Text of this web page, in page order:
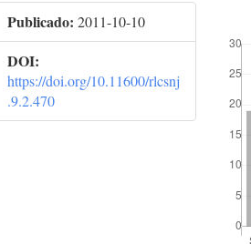
Publicado: 2011-10-10
DOI:
https://doi.org/10.11600/rlcsnj
.9.2.470